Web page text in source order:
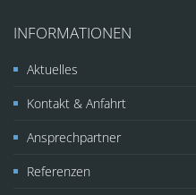
INFORMATIONEN
Aktuelles
Kontakt & Anfahrt
Ansprechpartner
Referenzen